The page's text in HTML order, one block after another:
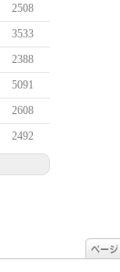
2508
3533
2388
5091
2608
2492